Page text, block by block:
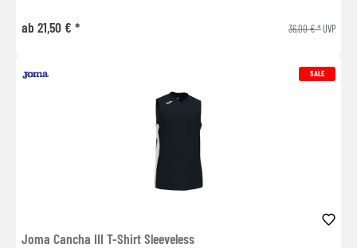
ab 21,50 € * 36,00 € *UVP
SALE
Joma Cancha III T-Shirt Sleeveless